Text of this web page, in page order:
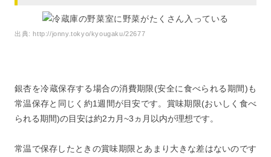
出典:http://jonny.tokyo/kyougaku/22677
銀杏を冷蔵保存する場合の消費期限(安全に食べられる期間)も
常温保存と同じく約1週間が目安です。賞味期限(おいしく食べ
られる期間)の目安は約2カ月~3ヵ月以内が理想です。
常温で保存したときの賞味期限とあまり大きな差はないのです